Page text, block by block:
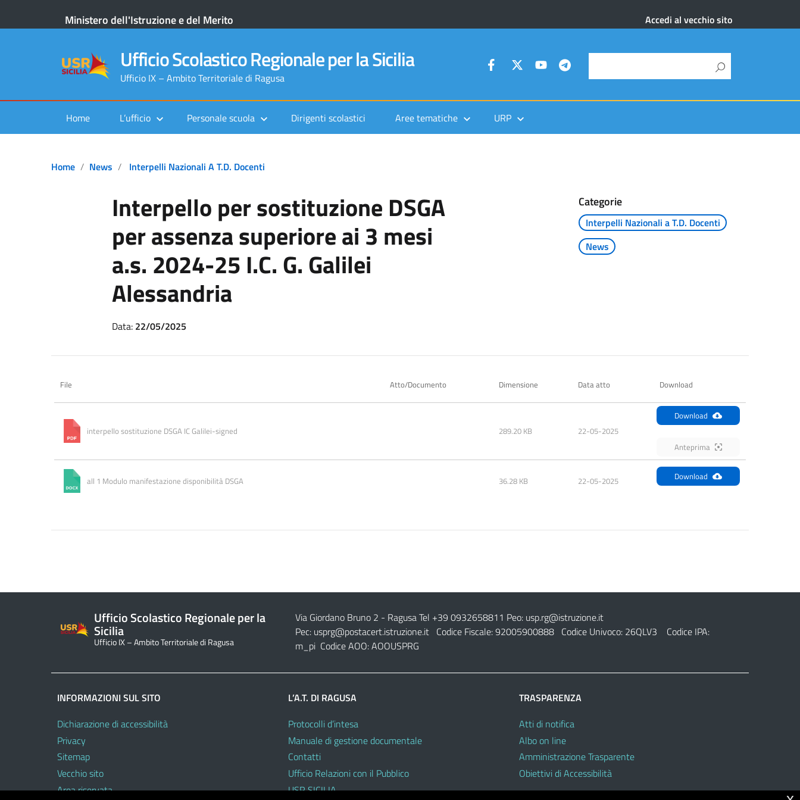
Ministero dell'Istruzione e del Merito Accedi al vecchio sito
Ufficio Scolastico Regionale per la Sicilia
Ufficio IX – Ambito Territoriale di Ragusa
Home L’ufficio Personale scuola Dirigenti scolastici Aree tematiche URP
Home News Interpelli Nazionali A T.D. Docenti
Interpello per sostituzione DSGA
per assenza superiore ai 3 mesi
a.s. 2024-25 I.C. G. Galilei
Alessandria
Categorie
Interpelli Nazionali a T.D. Docenti
News
Data: 22/05/2025
File Atto/Documento Dimensione Data atto Download
interpello sostituzione DSGA IC Galilei-signed 289.20 KB 22-05-2025
Download
Anteprima
all 1 Modulo manifestazione disponibilità DSGA 36.28 KB 22-05-2025 Download
Ufficio Scolastico Regionale per la
Sicilia
Ufficio IX – Ambito Territoriale di Ragusa
Via Giordano Bruno 2 - Ragusa Tel +39 0932658811 Peo: usp.rg@istruzione.it
Pec: usprg@postacert.istruzione.itCodice Fiscale: 92005900888 Codice Univoco: 26QLV3 Codice IPA:
m_pi Codice AOO: AOOUSPRG
INFORMAZIONI SUL SITO
Dichiarazione di accessibilità
Privacy
Sitemap
Vecchio sito
Area riservata
L’A.T. DI RAGUSA
Protocolli d’intesa
Manuale di gestione documentale
Contatti
Ufficio Relazioni con il Pubblico
USR SICILIA
TRASPARENZA
Atti di notifica
Albo on line
Amministrazione Trasparente
Obiettivi di Accessibilità